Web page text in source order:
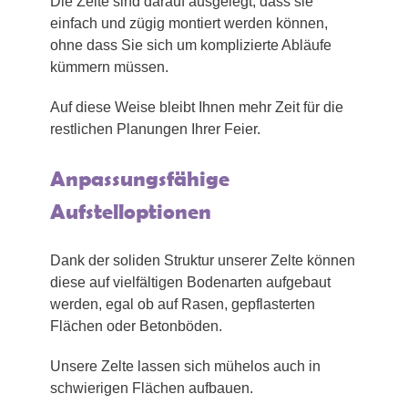
einfach und zügig montiert werden können,
ohne dass Sie sich um komplizierte Abläufe
kümmern müssen.
Auf diese Weise bleibt Ihnen mehr Zeit für die
restlichen Planungen Ihrer Feier.
Anpassungsfähige
Aufstelloptionen
Dank der soliden Struktur unserer Zelte können
diese auf vielfältigen Bodenarten aufgebaut
werden, egal ob auf Rasen, gepflasterten
Flächen oder Betonböden.
Unsere Zelte lassen sich mühelos auch in
schwierigen Flächen aufbauen.